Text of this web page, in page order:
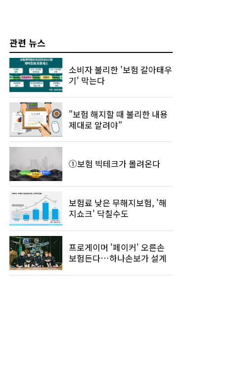
관련 뉴스
소비자 불리한 '보험 갈아태우
기' 막는다
"보험 해지할 때 불리한 내용
제대로 알려야"
①보험 빅테크가 몰려온다
보험료 낮은 무해지보험, '해
지쇼크' 닥칠수도
프로게이머 '페이커' 오른손
보험든다…하나손보가 설계